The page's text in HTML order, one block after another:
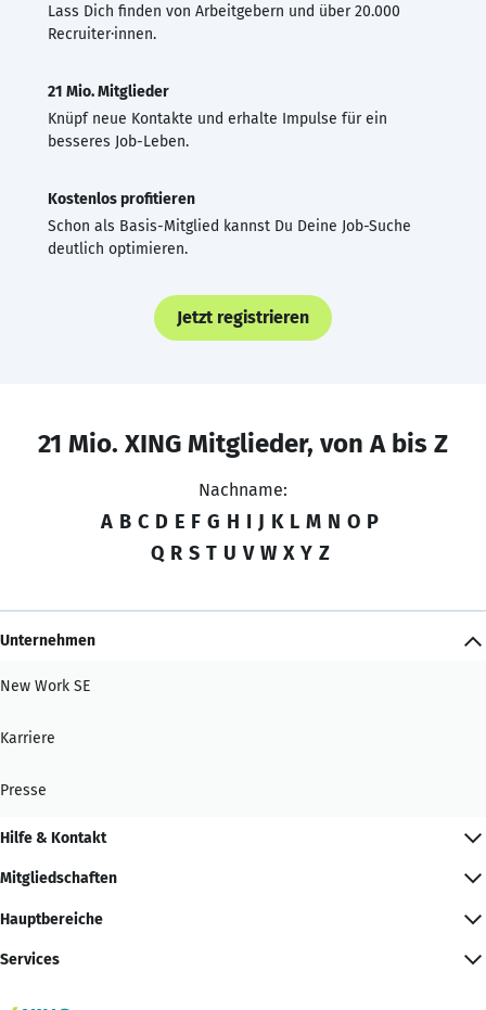
Lass Dich finden von Arbeitgebern und über 20.000
Recruiter·innen.
21 Mio. Mitglieder
Knüpf neue Kontakte und erhalte Impulse für ein
besseres Job-Leben.
Kostenlos profitieren
Schon als Basis-Mitglied kannst Du Deine Job-Suche
deutlich optimieren.
Jetzt registrieren
21 Mio. XING Mitglieder, von A bis Z
Nachname:
A B C D E F G H I J K L M N O P
Q R S T U V W X Y Z
Unternehmen
New Work SE
Karriere
Presse
Hilfe & Kontakt
Mitgliedschaften
Hauptbereiche
Services